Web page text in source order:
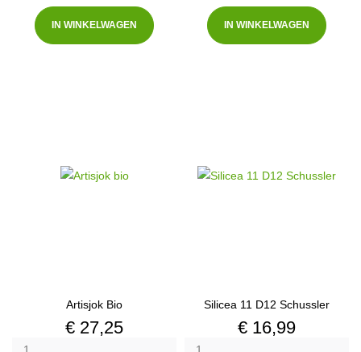
IN WINKELWAGEN IN WINKELWAGEN
Artisjok Bio
Prijs
€ 27,25
Silicea 11 D12 Schussler
Prijs
€ 16,99